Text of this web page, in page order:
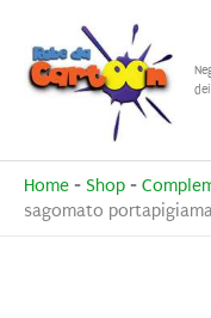
contenuto
Home - Shop -
sagomato